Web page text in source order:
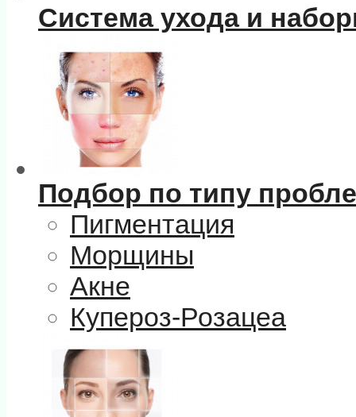
Система ухода и
Подбор по типу
Пигментация
Морщины
Акне
Купероз-Розацеа